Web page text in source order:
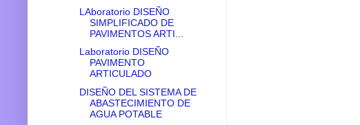
LAboratorio DISEÑO
SIMPLIFICADO DE
PAVIMENTOS ARTI...
Laboratorio DISEÑO
PAVIMENTO
ARTICULADO
DISEÑO DEL SISTEMA DE
ABASTECIMIENTO DE
AGUA POTABLE